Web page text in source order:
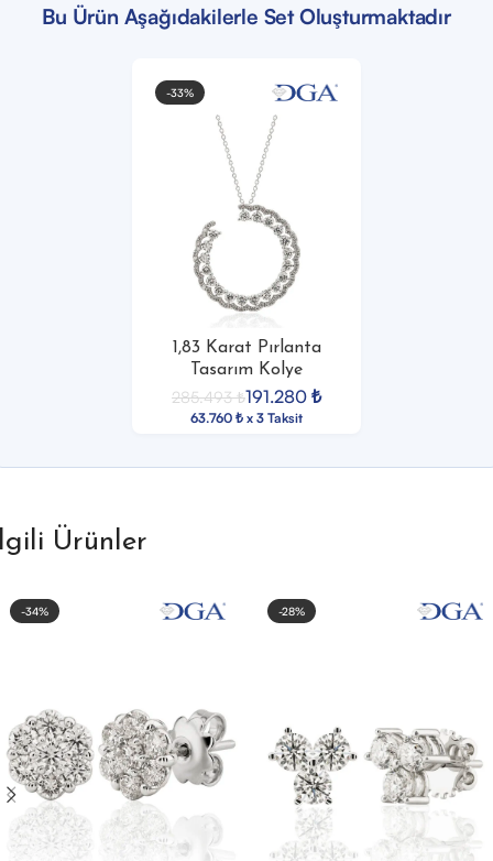
Bu Ürün Aşağıdakilerle Set Oluşturmaktadır
-33%
1,83 Karat Pırlanta
Tasarım Kolye
285.493₺191.280 ₺
63.760 ₺ x 3 Taksit
Ürünler
-34% -28%